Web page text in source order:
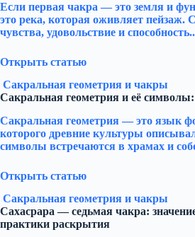
Если первая чакра — это земля и
это река, которая оживляет пейзаж.
чувства, удовольствие и
Открыть статью
Сакральная геометрия и чакры
Сакральная геометрия и её
Сакральная геометрия — это язык
которого древние культуры
символы встречаются в храмах и
Открыть статью
Сакральная геометрия и чакры
Сахасрара — седьмая чакра:
практики раскрытия